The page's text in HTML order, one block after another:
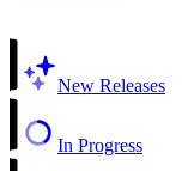
New Releases
In Progress